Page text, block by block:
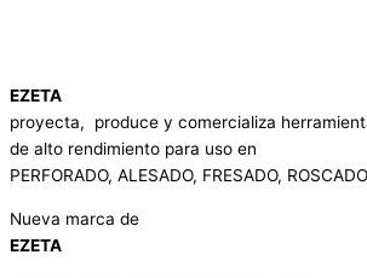
EZETA
proyecta, produce y comercializa
de alto rendimiento para uso en
PERFORADO, ALESADO, FRESADO,
Nueva marca de
EZETA